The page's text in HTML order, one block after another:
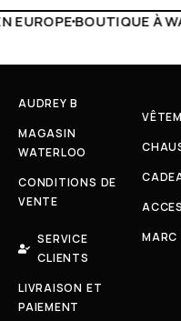
LIVRAISON
AUDREY B
MAGASIN
WATERLOO
CONDITIONS DE
VENTE
SERVICE
CLIENTS
LIVRAISON ET
PAIEMENT
MARC